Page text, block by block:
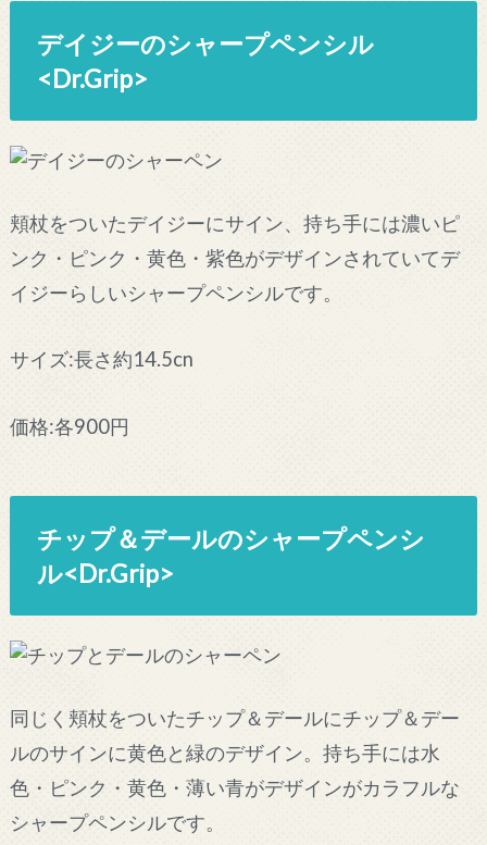
デイジーのシャープペンシル
<Dr.Grip>
頬杖をついたデイジーにサイン、持ち手には濃いピ
ンク・ピンク・黄色・紫色がデザインされていてデ
イジーらしいシャープペンシルです。
サイズ:長さ約14.5cn
価格:各900円
チップ＆デールのシャープペンシ
ル<Dr.Grip>
同じく頬杖をついたチップ＆デールにチップ＆デー
ルのサインに黄色と緑のデザイン。持ち手には水
色・ピンク・黄色・薄い青がデザインがカラフルな
シャープペンシルです。